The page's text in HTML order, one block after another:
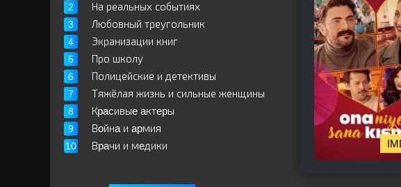
На реальных событиях
Любовный треугольник
Экранизации книг
Про школу
Полицейские и детективы
Тяжёлая жизнь и сильные женщины
Кpacивыe aктepы
Вoйнa и apмия
Вpaчи и мeдики